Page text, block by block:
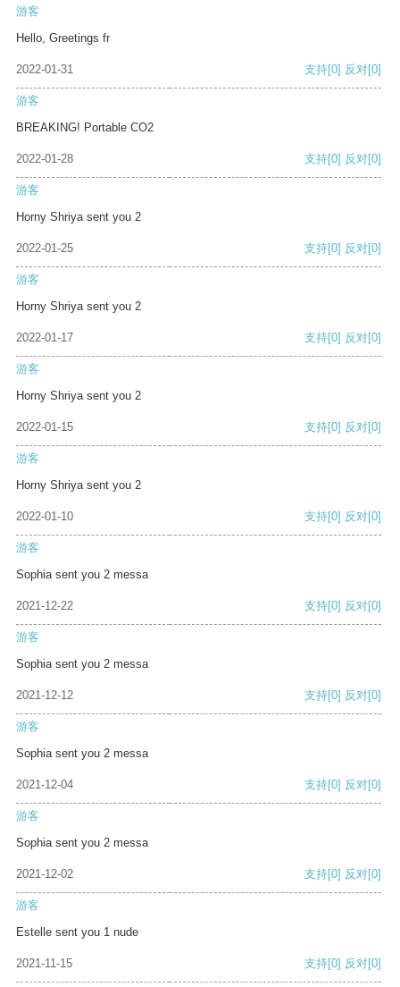
游客
Hello, Greetings fr
2022-01-31 支持[0] 反对[0]
游客
BREAKING! Portable CO2
2022-01-28 支持[0] 反对[0]
游客
Horny Shriya sent you 2
2022-01-25 支持[0] 反对[0]
游客
Horny Shriya sent you 2
2022-01-17 支持[0] 反对[0]
游客
Horny Shriya sent you 2
2022-01-15 支持[0] 反对[0]
游客
Horny Shriya sent you 2
2022-01-10 支持[0] 反对[0]
游客
Sophia sent you 2 messa
2021-12-22 支持[0] 反对[0]
游客
Sophia sent you 2 messa
2021-12-12 支持[0] 反对[0]
游客
Sophia sent you 2 messa
2021-12-04 支持[0] 反对[0]
游客
Sophia sent you 2 messa
2021-12-02 支持[0] 反对[0]
游客
Estelle sent you 1 nude
2021-11-15 支持[0] 反对[0]